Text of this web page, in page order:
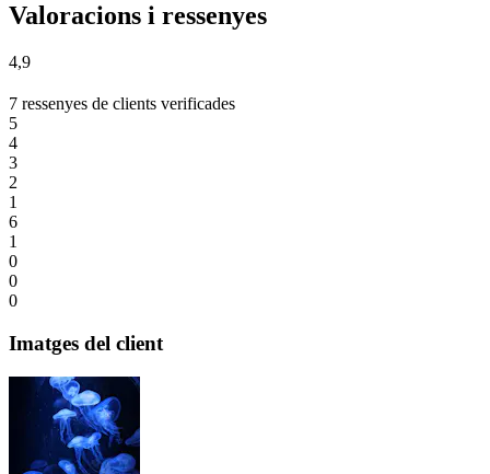
Valoracions i ressenyes
4,9
7 ressenyes de clients verificades
5
4
3
2
1
6
1
0
0
0
Imatges del client